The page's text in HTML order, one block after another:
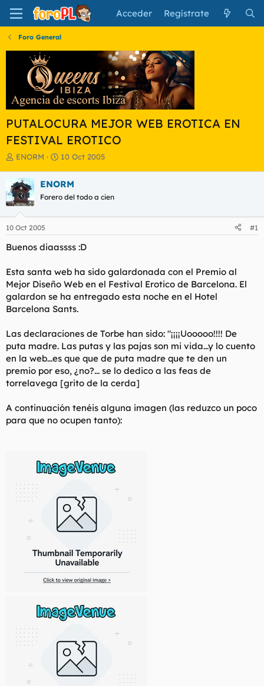
Acceder Regístrate
Foro General
PUTALOCURA MEJOR WEB EROTICA EN
FESTIVAL EROTICO
I
i
c
i
a
d
o
d
l
t
e
a
ENORM
F
h
a
e
i
i
o
10 Oct 2005
ENORM
Forero del todo a cien
10 Oct 2005 #1
Buenos diaassss :D
Esta santa web ha sido galardonada con el Premio al
Mejor Diseño Web en el Festival Erotico de Barcelona. El
galardon se ha entregado esta noche en el Hotel
Barcelona Sants.
Las declaraciones de Torbe han sido: "¡¡¡¡Uooooo!!!! De
puta madre. Las putas y las pajas son mi vida...y lo cuento
en la web...es que que de puta madre que te den un
premio por eso, ¿no?... se lo dedico a las feas de
torrelavega [grito de la cerda]
A continuación tenéis alguna imagen (las reduzco un poco
para que no ocupen tanto):